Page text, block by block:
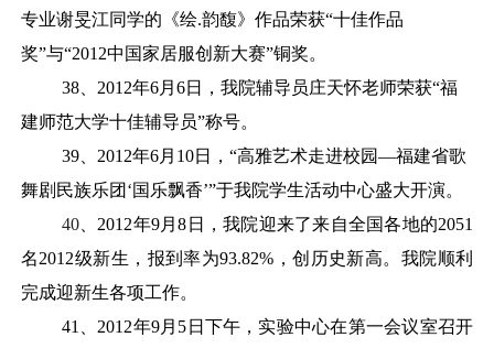
专业谢旻江同学的《绘.韵馥》作品荣获“十佳作品
奖”与“2012中国家居服创新大赛”铜奖。
38、2012年6月6日，我院辅导员庄天怀老师荣获“福
建师范大学十佳辅导员”称号。
39、2012年6月10日，“高雅艺术走进校园—福建省歌
舞剧民族乐团‘国乐飘香’”于我院学生活动中心盛大开演。
40、 2012年9月8日，我院迎来了来自全国各地的2051
名2012级新生，报到率为93.82%，创历史新高。我院顺利
完成迎新生各项工作。
41
2012年9月5日下午，实验中心在第一会议室召开